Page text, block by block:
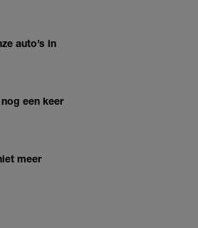
auto’s in
een keer
meer